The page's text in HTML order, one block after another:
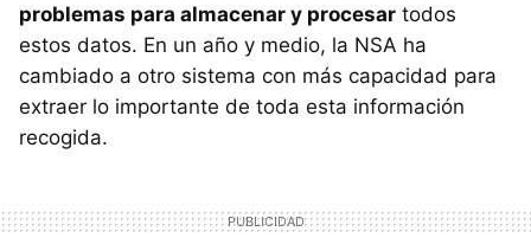
problemas para almacenar y procesar todos
estos datos. En un año y medio, la NSA ha
cambiado a otro sistema con más capacidad para
extraer lo importante de toda esta información
recogida.